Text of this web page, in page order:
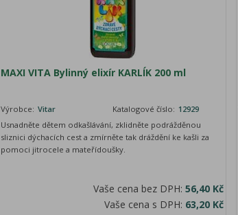
MAXI VITA Bylinný elixír KARLÍK 200 ml
Výrobce: Vitar Katalogové číslo: 12929
Usnadněte dětem odkašlávání, zklidněte podrážděnou
sliznici dýchacích cest a zmírněte tak dráždění ke kašli za
pomoci jitrocele a mateřídoušky.
Vaše cena bez DPH:56,40 Kč
Vaše cena s DPH: 63,20 Kč